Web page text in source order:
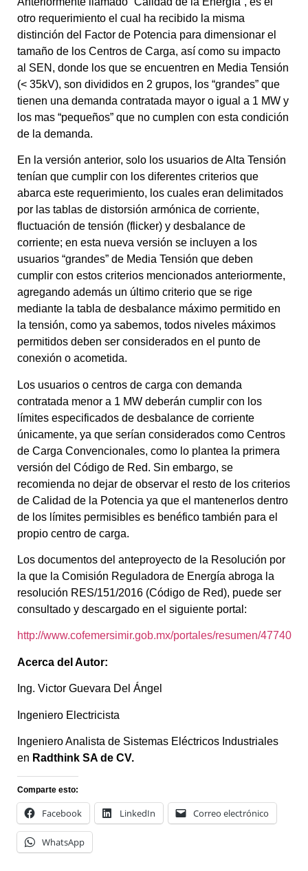
otro requerimiento el cual ha recibido la misma
distinción del Factor de Potencia para dimensionar el
tamaño de los Centros de Carga, así como su impacto
al SEN, donde los que se encuentren en Media Tensión
(< 35kV), son divididos en 2 grupos, los “grandes” que
tienen una demanda contratada mayor o igual a 1 MW y
los mas “pequeños” que no cumplen con esta condición
de la demanda.
En la versión anterior, solo los usuarios de Alta Tensión
tenían que cumplir con los diferentes criterios que
abarca este requerimiento, los cuales eran delimitados
por las tablas de distorsión armónica de corriente,
fluctuación de tensión (flicker) y desbalance de
corriente; en esta nueva versión se incluyen a los
usuarios “grandes” de Media Tensión que deben
cumplir con estos criterios mencionados anteriormente,
agregando además un último criterio que se rige
mediante la tabla de desbalance máximo permitido en
la tensión, como ya sabemos, todos niveles máximos
permitidos deben ser considerados en el punto de
conexión o acometida.
Los usuarios o centros de carga con demanda
contratada menor a 1 MW deberán cumplir con los
límites especificados de desbalance de corriente
únicamente, ya que serían considerados como Centros
de Carga Convencionales, como lo plantea la primera
versión del Código de Red. Sin embargo, se
recomienda no dejar de observar el resto de los criterios
de Calidad de la Potencia ya que el mantenerlos dentro
de los límites permisibles es benéfico también para el
propio centro de carga.
Los documentos del anteproyecto de la Resolución por
la que la Comisión Reguladora de Energía abroga la
resolución RES/151/2016 (Código de Red), puede ser
consultado y descargado en el siguiente portal:
http://www.cofemersimir.gob.mx/portales/resumen/47740
Acerca del Autor:
Ing. Victor Guevara Del Ángel
Ingeniero Electricista
Ingeniero Analista de Sistemas Eléctricos Industriales
en Radthink SA de CV.
Comparte esto:
Facebook LinkedIn Correo electrónico
WhatsApp